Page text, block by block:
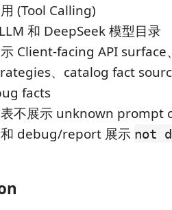
(Tool Calling)
和 DeepSeek 模型目录
Client-facing API
、catalog fact
facts
不展示 unknown prompt
debug/report 展示 not